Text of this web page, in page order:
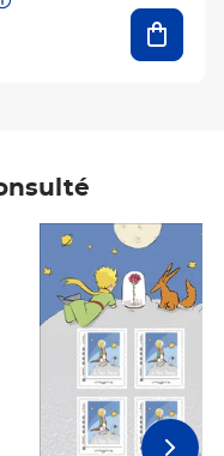
Prix 7,50€